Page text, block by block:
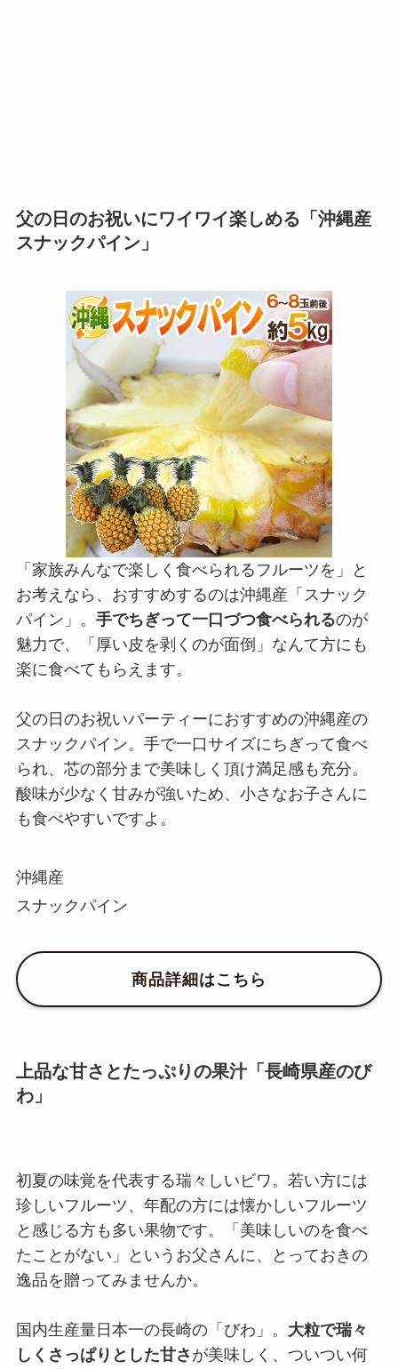
父の日のお祝いにワイワイ楽しめる「沖縄産
スナックパイン」
「家族みんなで楽しく食べられるフルーツを」と
お考えなら、おすすめするのは沖縄産「スナック
パイン」。 手でちぎって一口づつ食べられるのが
魅力で、「厚い皮を剥くのが面倒」なんて方にも
楽に食べてもらえます。
父の日のお祝いパーティーにおすすめの沖縄産の
スナックパイン。手で一口サイズにちぎって食べ
られ、芯の部分まで美味しく頂け満足感も充分。
酸味が少なく甘みが強いため、小さなお子さんに
も食べやすいですよ。
沖縄産
スナックパイン
商品詳細はこちら
上品な甘さとたっぷりの果汁「長崎県産のび
わ」
初夏の味覚を代表する瑞々しいビワ。若い方には
珍しいフルーツ、年配の方には懐かしいフルーツ
と感じる方も多い果物です。「美味しいのを食べ
たことがない」というお父さんに、とっておきの
逸品を贈ってみませんか。
国内生産量日本一の長崎の「びわ」。 大粒で瑞々
しくさっぱりとした甘さ が美味しく、ついつい何